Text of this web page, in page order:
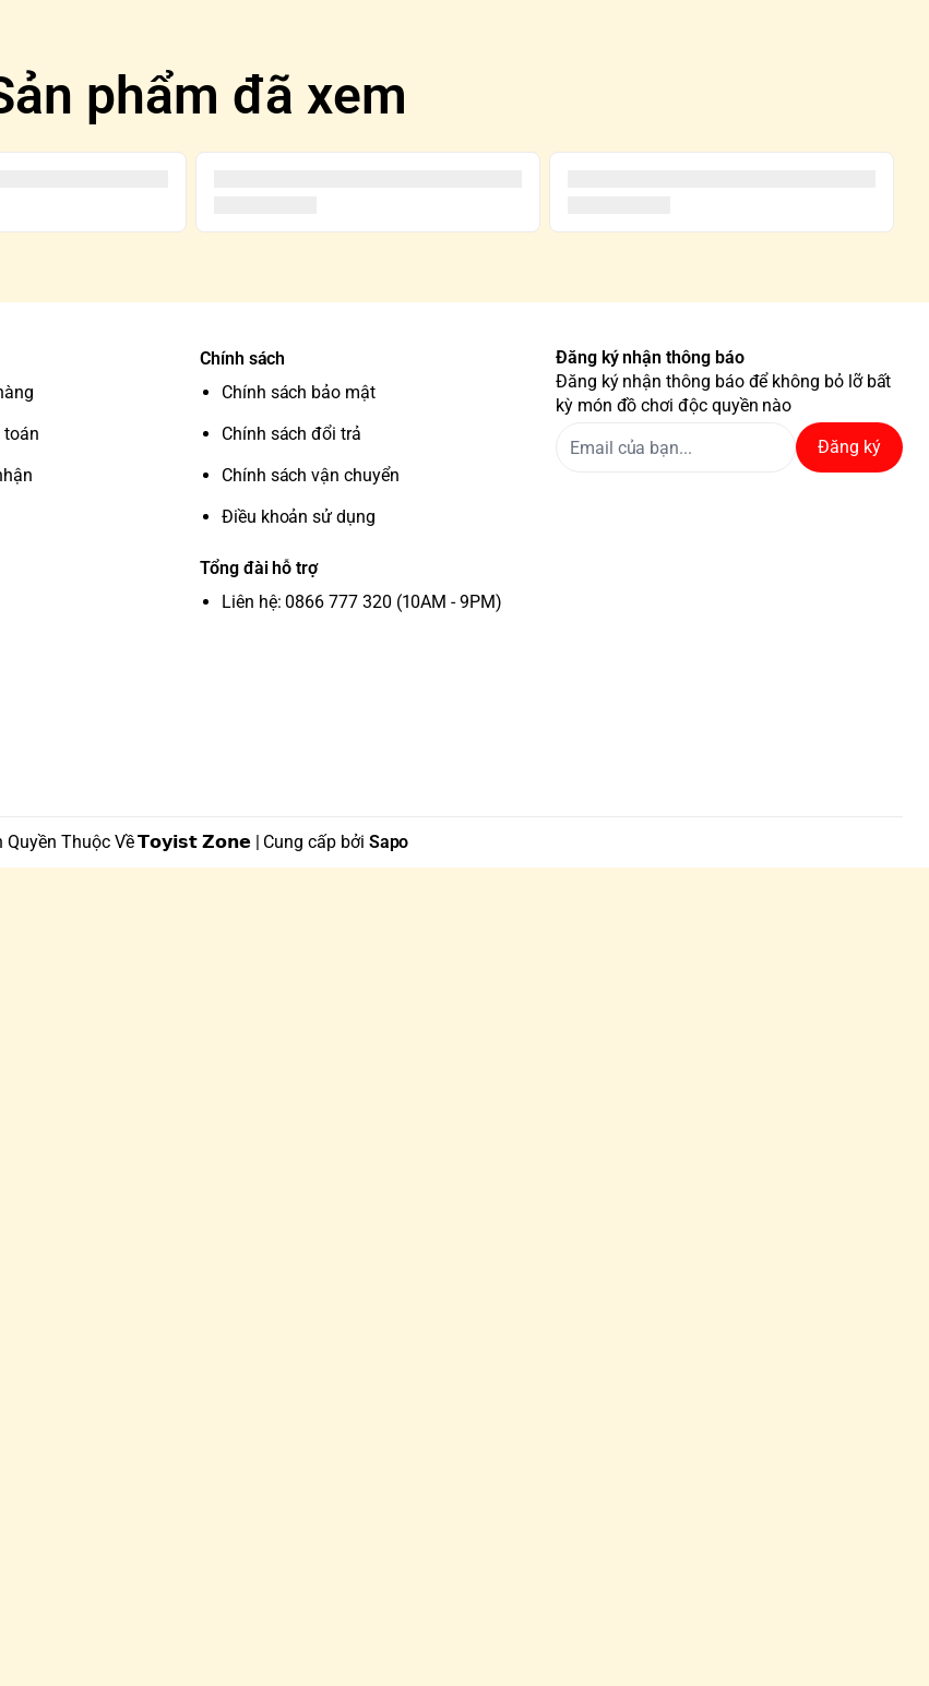
phẩm đã xem
toán
Chính sách
Chính sách bảo mật
Chính sách đổi trả
Chính sách vận chuyển
Điều khoản sử dụng
Tổng đài hỗ trợ
Liên hệ: 0866 777 320 (10AM - 9PM)
Đăng ký nhận thông báo
Đăng ký nhận thông báo để không bỏ lỡ bất
kỳ món đồ chơi độc quyền nào
Đăng ký
Quyền Thuộc Về 𝗧𝗼𝘆𝗶𝘀𝘁 𝗭𝗼𝗻𝗲 | Cung cấp bởi Sapo